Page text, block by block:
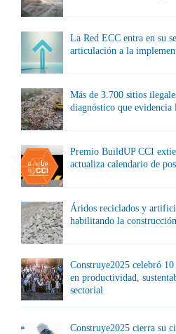
La Red ECC entra en su
articulación a la
Más de 3.700 sitios
diagnóstico que evidencia
Premio BuildUP CCI
actualiza calendario de
Áridos reciclados y
habilitando la
Construye2025 celebró
en productividad,
sectorial
Construye2025 cierra su